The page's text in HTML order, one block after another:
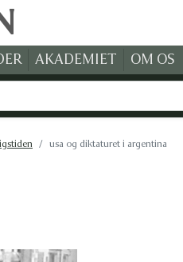
AKADEMIET OM OS
usa og diktaturet i argentina